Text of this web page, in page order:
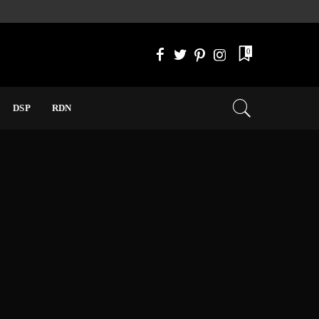
0
DSP RDN